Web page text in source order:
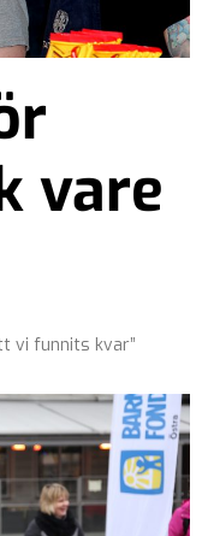
vare
vi funnits kvar”